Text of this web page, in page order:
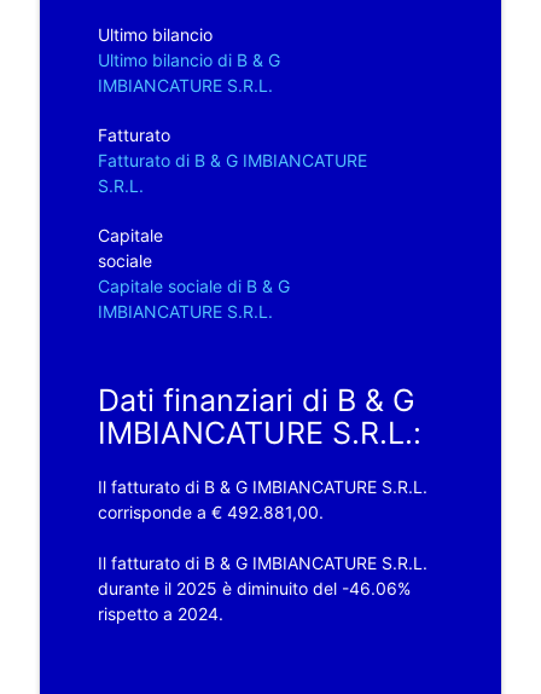
Ultimo bilancio
Ultimo bilancio di B & G
IMBIANCATURE S.R.L.
Fatturato
Fatturato di B & G IMBIANCATURE
S.R.L.
Capitale
sociale
Capitale sociale di B & G
IMBIANCATURE S.R.L.
Dati finanziari di B & G
IMBIANCATURE S.R.L.:
Il fatturato di B & G IMBIANCATURE S.R.L.
corrisponde a € 492.881,00.
Il fatturato di B & G IMBIANCATURE S.R.L.
durante il 2025 è diminuito del -46.06%
rispetto a 2024.